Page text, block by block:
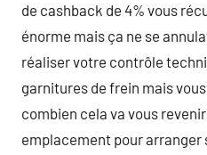
de cashback de 4% vous
énorme mais ça ne se
réaliser votre contrôle
garnitures de frein mais
combien cela va vous
emplacement pour arranger